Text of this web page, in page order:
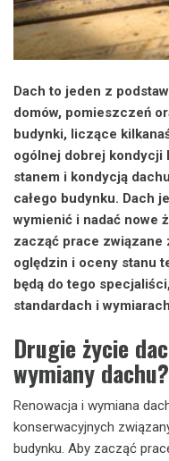
Dach to jeden z
domów, pomieszczeń
budynki, liczące
ogólnej dobrej kondycji
stanem i kondycją
całego budynku. Dach
wymienić i nadać nowe
zacząć prace związane
oględzin i oceny stanu
będą do tego
standardach i
Drugie życie
wymiany dachu?
Renowacja i wymiana
konserwacyjnych
budynku. Aby zacząć